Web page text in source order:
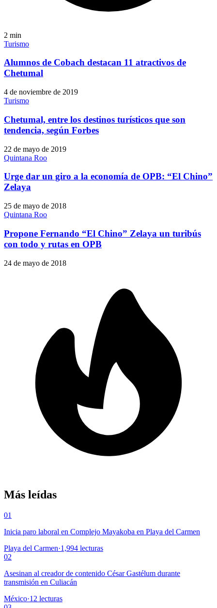
2 min
Turismo
Alumnos de Cobach destacan 11 atractivos de
Chetumal
4 de noviembre de 2019
Turismo
Chetumal, entre los destinos turísticos que son
tendencia, según Forbes
22 de mayo de 2019
Quintana Roo
Urge dar un giro a la economía de OPB: “El Chino”
Zelaya
25 de mayo de 2018
Quintana Roo
Propone Fernando “El Chino” Zelaya un turibús
con todo y rutas en OPB
24 de mayo de 2018
Más leídas
01
Inicia paro laboral en Complejo Mayakoba en Playa del Carmen
Playa del Carmen·1,994 lecturas
02
Asesinan al creador de contenido César Gastélum durante
transmisión en Culiacán
México·12 lecturas